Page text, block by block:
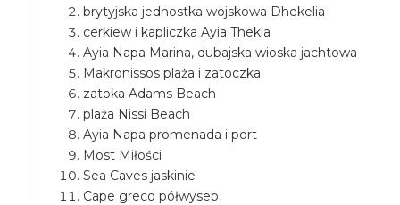
brytyjska jednostka wojskowa Dhekelia
cerkiew i kapliczka Ayia Thekla
Ayia Napa Marina, dubajska wioska jachtowa
Makronissos plaża i zatoczka
zatoka Adams Beach
plaża Nissi Beach
Ayia Napa promenada i port
Most Miłości
Sea Caves jaskinie
Cape greco półwysep